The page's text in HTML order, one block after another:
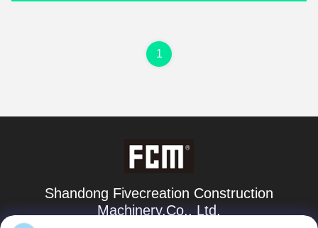
1
Shandong Fivecreation Construction
Machinery.Co., Ltd.